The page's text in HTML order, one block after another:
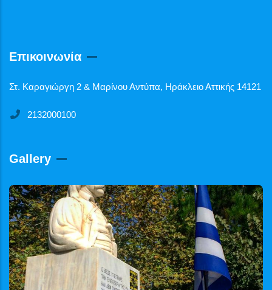
Επικοινωνία
Στ. Καραγιώργη 2 & Μαρίνου Αντύπα, Ηράκλειο Αττικής 14121
2132000100
Gallery